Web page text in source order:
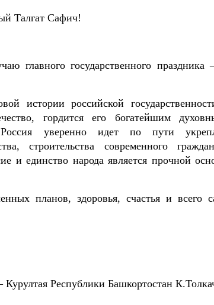
Талгат Сафич!
главного государственного праздника
истории российской
гордится его богатейшим
уверенно идет по пути
строительства современного
и единство народа является прочной
планов, здоровья, счастья и всего
Курултая Республики Башкортостан